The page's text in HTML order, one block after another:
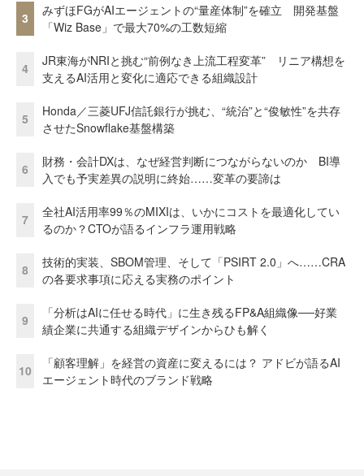
3
みずほFGがAIエージェントの“量産体制”を確立 開発基盤
「Wiz Base」で最大70%の工数短縮
4
JR東海がNRIと挑む“前例なき上流工程変革” リニア構想を
支えるAI活用と変化に適応できる組織設計
5
Honda／三菱UFJ信託銀行が挑む、“統治”と“俊敏性”を共存
させたSnowflake基盤構築
6
財務・会計DXは、なぜ経営判断につながらないのか BI導
入でも予実差異の説明に終始……変革の要諦は
7
全社AI活用率99％のMIXIは、いかにコストを最適化してい
るのか？CTOが語るインフラ運用戦略
8
技術的実装、SBOM管理、そして「PSIRT 2.0」へ……CRA
の各要求事項に応える実務のポイント
9
「分析はAIに任せる時代」に生き残るFP&A組織像──好業
績企業に共通する組織デザインからひも解く
10
「顧客理解」を経営の資産に変えるには？ アドビが語るAI
エージェント時代のブランド戦略